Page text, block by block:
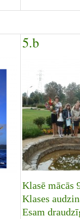
5.b
Klasē mācās
Klases
Esam